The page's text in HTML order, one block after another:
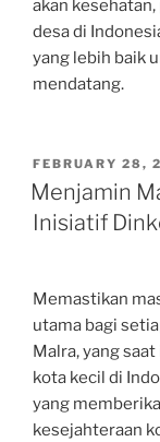
akan
desa di
yang lebih baik
mendatang.
POSTED
ON
FEBRUARY 28,
Menjamin
Inisiatif
Memastikan
utama bagi
Malra, yang
kota kecil di
yang
kesejahteraan